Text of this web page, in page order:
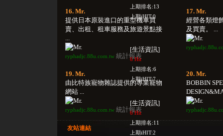
上期排名:13
上期iHIT:0
16. Mr.
提供日本原裝進口的重型機車買
賣、出租、租車服務及旅遊景點接
...
[生活資訊]
6 Hit
上期排名:6
上期iHIT:7
ryphadjc.88u.com.tw 統計報表
17. Mr.
經營各類燈
及買賣。 ...
19. Mr.
由比特族寵物雜誌提供的專業寵物
網站 ...
[生活資訊]
6 Hit
上期排名:11
上期iHIT:2
ryphadjc.88u.com.tw 統計報表
20. Mr.
BOBBIN
友站連結